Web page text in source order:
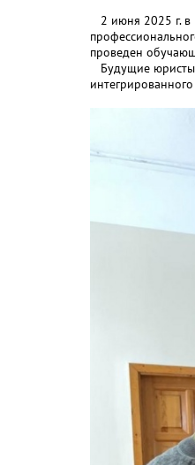
2 июня 2025 г. в
проведен
Будущие юристы